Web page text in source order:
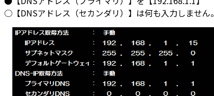
○【DNSアドレス（セカンダリ）】は何も入力しません。